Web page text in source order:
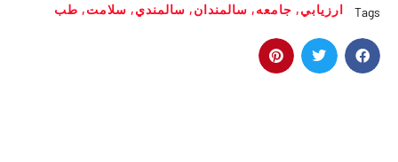
Tags ارزيابي, جامعه, سالمندان, سالمندي, سلامت, طب